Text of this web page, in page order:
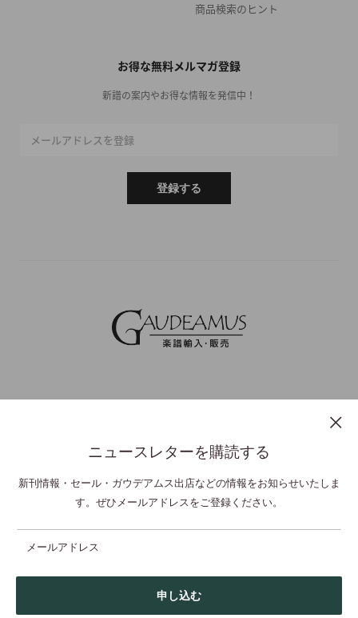
ニュースレターを購読する
新刊情報・セール・ガウデアムス出店などの情報をお知らせいたしま
す。ぜひメールアドレスをご登録ください。
メールアドレス
申し込む
商品検索のヒント
お得な無料メルマガ登録
新譜の案内やお得な情報を発信中！
メールアドレスを登録
登録する
プライバシーポリシー 特定商取引法表示 利用規約
お問い合わせ